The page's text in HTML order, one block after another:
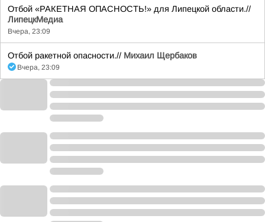
Отбой «РАКЕТНАЯ ОПАСНОСТЬ!» для Липецкой области.//
ЛипецкМедиа
Вчера, 23:09
Отбой ракетной опасности.// Михаил Щербаков
Вчера, 23:09